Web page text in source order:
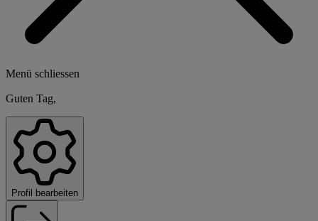
Menü schliessen
Guten Tag,
Profil bearbeiten